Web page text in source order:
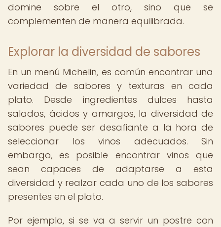
domine sobre el otro, sino que se
complementen de manera equilibrada.
Explorar la diversidad de sabores
En un menú Michelin, es común encontrar una
variedad de sabores y texturas en cada
plato. Desde ingredientes dulces hasta
salados, ácidos y amargos, la diversidad de
sabores puede ser desafiante a la hora de
seleccionar los vinos adecuados. Sin
embargo, es posible encontrar vinos que
sean capaces de adaptarse a esta
diversidad y realzar cada uno de los sabores
presentes en el plato.
Por ejemplo, si se va a servir un postre con